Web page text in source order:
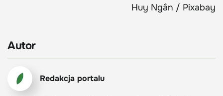
Huy Ngân / Pixabay
Autor
Redakcja portalu